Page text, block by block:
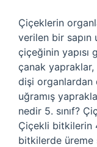
Çiçeklerin
verilen bir sapın
çiçeğinin yapısı
çanak
dişi organlardan
uğramış
nedir 5. sınıf?
Çiçekli bitkilerin
bitkilerde